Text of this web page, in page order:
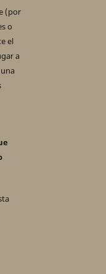
(por
o
el
a